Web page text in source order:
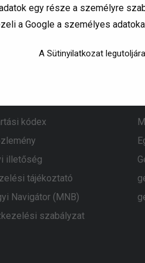
egy része a személyre
a Google a személyes
A Sütinyilatkozat
kódex
illetőség
tájékoztató
Navigátor (MNB)
szabályzat